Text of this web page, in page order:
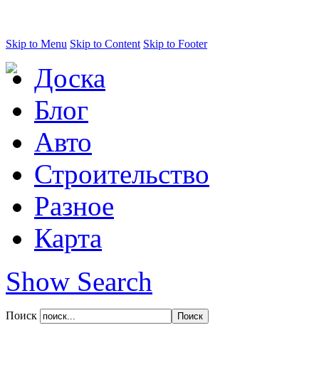
Skip to Menu Skip to Content Skip to Footer
Доска
Блог
Авто
Строительство
Разное
Карта
Show Search
Поиск